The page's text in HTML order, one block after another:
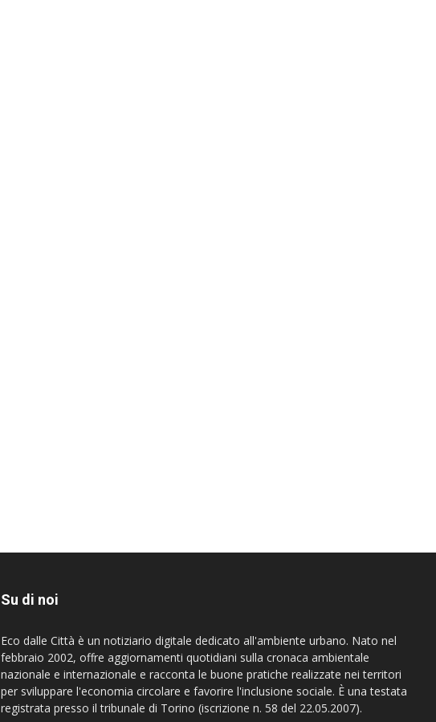
Su di noi
Eco dalle Città è un notiziario digitale dedicato all'ambiente urbano. Nato nel
febbraio 2002, offre aggiornamenti quotidiani sulla cronaca ambientale
nazionale e internazionale e racconta le buone pratiche realizzate nei territori
per sviluppare l'economia circolare e favorire l'inclusione sociale. È una testata
registrata presso il tribunale di Torino (iscrizione n. 58 del 22.05.2007).